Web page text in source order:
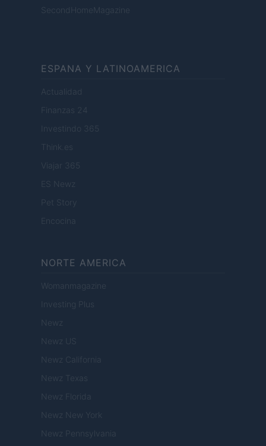
SecondHomeMagazine
ESPANA Y LATINOAMERICA
Actualidad
Finanzas 24
Investindo 365
Think.es
Viajar 365
ES Newz
Pet Story
Encocina
NORTE AMERICA
Womanmagazine
Investing Plus
Newz
Newz US
Newz California
Newz Texas
Newz Florida
Newz New York
Newz Pennsylvania